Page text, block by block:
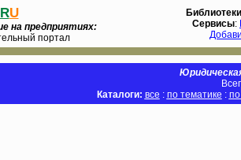
RU
на предприятиях:
портал
Библиотеки
Сервисы:
Каталоги: все : по тематике :